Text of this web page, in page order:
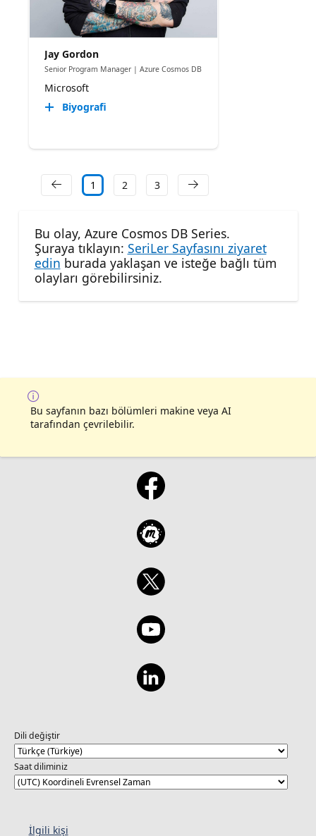
Jay Gordon
Senior Program Manager | Azure Cosmos DB
Microsoft
Biyografi
1 2 3
Bu olay, Azure Cosmos DB Series.
Şuraya tıklayın: SeriLer Sayfasını ziyaret
edin burada yaklaşan ve isteğe bağlı tüm
olayları görebilirsiniz.
Bu sayfanın bazı bölümleri makine veya AI
tarafından çevrilebilir.
Dili değiştir
Saat diliminiz
İlgili kişi